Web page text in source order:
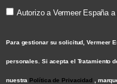
Autorizo a Vermeer España
Para gestionar su solicitud, Vermeer
personales. Si acepta el Tratamiento
nuestra Política de Privacidad ,